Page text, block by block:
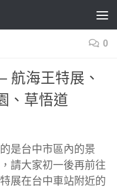
0
航海王特展、
、草悟道
是台中市區內的景
請大家初一後再前往
展在台中車站附近的